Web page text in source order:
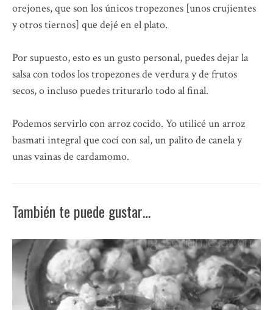
orejones, que son los únicos tropezones [unos crujientes
y otros tiernos] que dejé en el plato.
Por supuesto, esto es un gusto personal, puedes dejar la
salsa con todos los tropezones de verdura y de frutos
secos, o incluso puedes triturarlo todo al final.
Podemos servirlo con arroz cocido. Yo utilicé un arroz
basmati integral que cocí con sal, un palito de canela y
unas vainas de cardamomo.
También te puede gustar…